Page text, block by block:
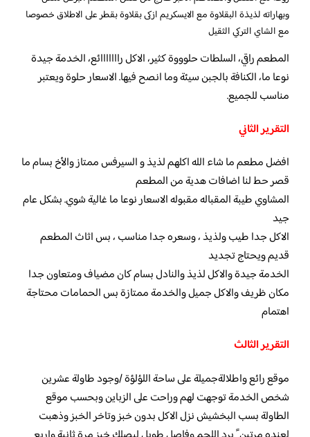
وبهاراته لذيذة البقلاوة مع الايسكريم ازكى بقلاوة بقطر على الاطلاق خصوصا
مع الشاي التركي الثقيل
المطعم راقي، السلطات حلوووة كثير، الاكل رااااااائع، الخدمة جيدة
نوعا ما، الكنافة بالجبن سيئة وما انصح فيها. الاسعار حلوة ويعتبر
مناسب للجميع.
التقرير الثاني
افضل مطعم ما شاء الله اكلهم لذيذ و السيرفس ممتاز والأخ بسام ما
قصر حط لنا اضافات هدية من المطعم
المشاوي طيبة المقباله مقبوله الاسعار نوعا ما غالية شوي. بشكل عام
جيد
الاكل جدا طيب ولذيذ ، وسعره جدا مناسب ، بس اثاث المطعم
قديم ويحتاج تجديد
الخدمة جيدة والاكل لذيذ والنادل بسام كان مضياف ومتعاون جدا
مكان ظريف والاكل جميل والخدمة ممتازة بس الحمامات محتاجة
اهتمام
التقرير الثالث
موقع رائع واطلالةجميلة على ساحة اللؤلؤة /وجود طاولة عشرين
شخص الخدمة توجهت لهم وراحت على الزباين وبحسب موقع
الطاولة بسب البخشيش نزل الاكل بدون خبز وتاخر الخبز وذهبت